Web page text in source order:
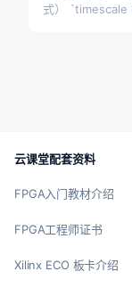
式） `timescale
云课堂配套资料
FPGA入门教材介绍
FPGA工程师证书
Xilinx ECO 板卡介绍